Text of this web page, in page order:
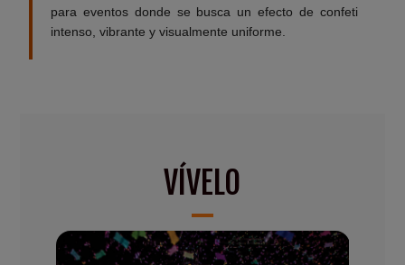
para eventos donde se busca un efecto de confeti
intenso, vibrante y visualmente uniforme.
VÍVELO